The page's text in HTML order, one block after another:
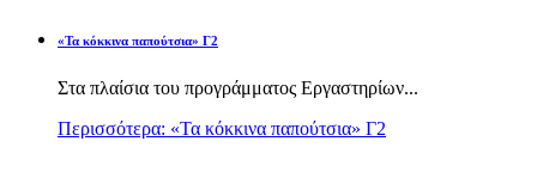
«Τα κόκκινα παπούτσια» Γ2
Στα πλαίσια του προγράμματος Εργαστηρίων...
Περισσότερα: «Τα κόκκινα παπούτσια» Γ2